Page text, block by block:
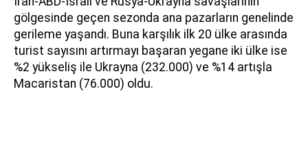
gölgesinde geçen sezonda ana pazarların genelinde
gerileme yaşandı. Buna karşılık ilk 20 ülke arasında
turist sayısını artırmayı başaran yegane iki ülke ise
%2 yükseliş ile Ukrayna (232.000) ve %14 artışla
Macaristan (76.000) oldu.